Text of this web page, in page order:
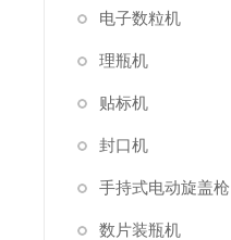
电子数粒机
理瓶机
贴标机
封口机
手持式电动旋盖枪
数片装瓶机